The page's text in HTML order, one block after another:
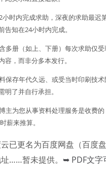
时内完成求助，深夜的求助最迟
告知在24小时内完成。
多册（如上、下册）每次求助仅
容，而非分多本发行。
保存年代久远、或受当时印刷技
明了并自行承担。
主为您从事资料处理服务是收费
时薪来推算。
已更名为百度网盘（百度盘
……暂未提供。 ➥ PDF文字